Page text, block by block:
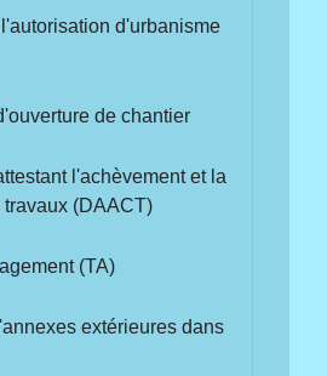
d'urbanisme
de chantier
l'achèvement et la
(DAACT)
(TA)
extérieures dans